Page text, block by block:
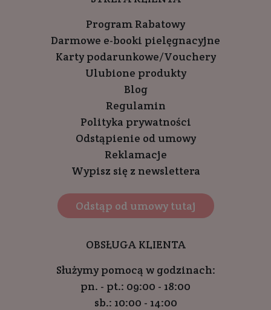
Program Rabatowy
Darmowe e-booki pielęgnacyjne
Karty podarunkowe/Vouchery
Ulubione produkty
Blog
Regulamin
Polityka prywatności
Odstąpienie od umowy
Reklamacje
Wypisz się z newslettera
Odstąp od umowy tutaj
OBSŁUGA KLIENTA
Służymy pomocą w godzinach:
pn. - pt.: 09:00 - 18:00
sb.: 10:00 - 14:00